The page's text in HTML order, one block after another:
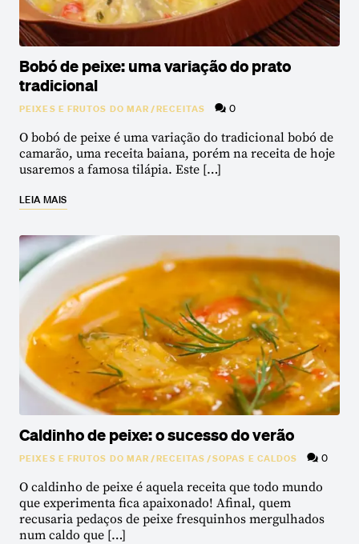
Bobó de peixe: uma variação do prato
tradicional
PEIXES E FRUTOS DO MAR/RECEITAS 0
O bobó de peixe é uma variação do tradicional bobó de
camarão, uma receita baiana, porém na receita de hoje
usaremos a famosa tilápia. Este […]
LEIA MAIS
Caldinho de peixe: o sucesso do verão
PEIXES E FRUTOS DO MAR/RECEITAS/SOPAS E CALDOS 0
O caldinho de peixe é aquela receita que todo mundo
que experimenta fica apaixonado! Afinal, quem
recusaria pedaços de peixe fresquinhos mergulhados
num caldo que […]